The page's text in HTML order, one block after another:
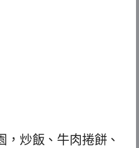
，炒飯、牛肉捲餅、